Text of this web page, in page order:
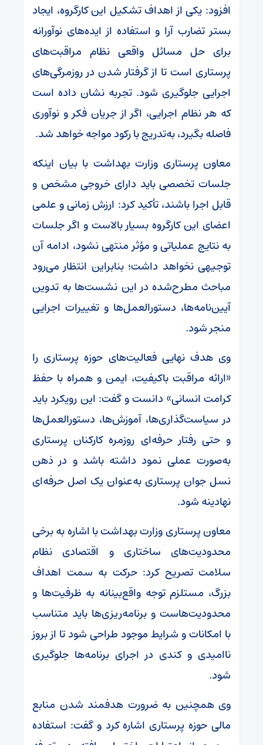
افزود: یکی از اهداف تشکیل این کارگروه، ایجاد
بستر تضارب آرا و استفاده از ایده‌های نوآورانه
برای حل مسائل واقعی نظام مراقبت‌های
پرستاری است تا از گرفتار شدن در روزمرگی‌های
اجرایی جلوگیری شود. تجربه نشان داده است
که هر نظام اجرایی، اگر از جریان فکر و نوآوری
فاصله بگیرد، به‌تدریج با رکود مواجه خواهد شد.
معاون پرستاری وزارت بهداشت با بیان اینکه
جلسات تخصصی باید دارای خروجی مشخص و
قابل اجرا باشند، تأکید کرد: ارزش زمانی و علمی
اعضای این کارگروه بسیار بالاست و اگر جلسات
به نتایج عملیاتی و مؤثر منتهی نشود، ادامه آن
توجیهی نخواهد داشت؛ بنابراین انتظار می‌رود
مباحث مطرح‌شده در این نشست‌ها به تدوین
آیین‌نامه‌ها، دستورالعمل‌ها و تغییرات اجرایی
منجر شود.
وی هدف نهایی فعالیت‌های حوزه پرستاری را
«ارائه مراقبت باکیفیت، ایمن و همراه با حفظ
کرامت انسانی» دانست و گفت: این رویکرد باید
در سیاست‌گذاری‌ها، آموزش‌ها، دستورالعمل‌ها
و حتی رفتار حرفه‌ای روزمره کارکنان پرستاری
به‌صورت عملی نمود داشته باشد و در ذهن
نسل جوان پرستاری به‌عنوان یک اصل حرفه‌ای
نهادینه شود.
معاون پرستاری وزارت بهداشت با اشاره به برخی
محدودیت‌های ساختاری و اقتصادی نظام
سلامت تصریح کرد: حرکت به سمت اهداف
بزرگ، مستلزم توجه واقع‌بینانه به ظرفیت‌ها و
محدودیت‌هاست و برنامه‌ریزی‌ها باید متناسب
با امکانات و شرایط موجود طراحی شود تا از بروز
ناامیدی و کندی در اجرای برنامه‌ها جلوگیری
شود.
وی همچنین به ضرورت هدفمند شدن منابع
مالی حوزه پرستاری اشاره کرد و گفت: استفاده